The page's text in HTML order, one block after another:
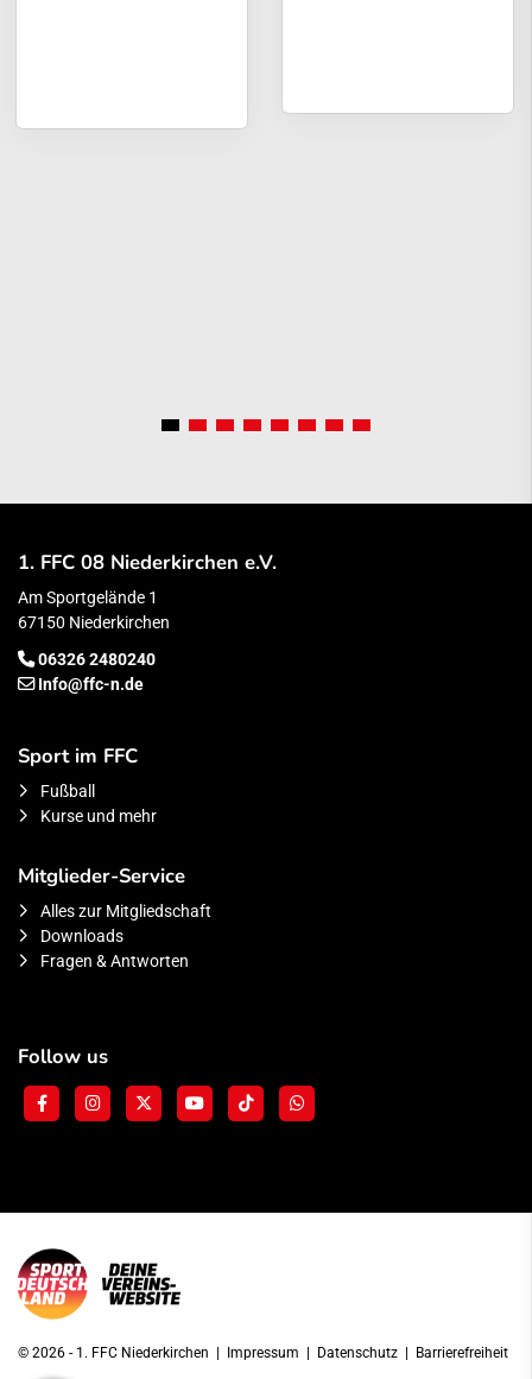
1. FFC 08 Niederkirchen e.V.
Am Sportgelände 1
67150 Niederkirchen
06326 2480240
Info@ffc-n.de
Sport im FFC
Fußball
Kurse und mehr
Mitglieder-Service
Alles zur Mitgliedschaft
Downloads
Fragen & Antworten
Follow us
© 2026 - 1. FFC Niederkirchen | Impressum Datenschutz Barrierefreiheit